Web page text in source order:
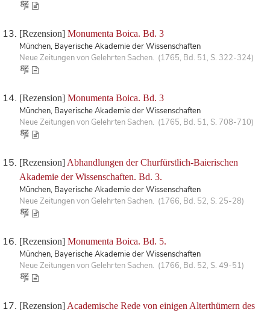
[Rezension] Monumenta Boica. Bd. 3
München, Bayerische Akademie der Wissenschaften
Neue Zeitungen von Gelehrten Sachen. (1765, Bd. 51, S. 322-324)
[Rezension] Monumenta Boica. Bd. 3
München, Bayerische Akademie der Wissenschaften
Neue Zeitungen von Gelehrten Sachen. (1765, Bd. 51, S. 708-710)
[Rezension] Abhandlungen der Churfürstlich-Baierischen
Akademie der Wissenschaften. Bd. 3.
München, Bayerische Akademie der Wissenschaften
Neue Zeitungen von Gelehrten Sachen. (1766, Bd. 52, S. 25-28)
[Rezension] Monumenta Boica. Bd. 5.
München, Bayerische Akademie der Wissenschaften
Neue Zeitungen von Gelehrten Sachen. (1766, Bd. 52, S. 49-51)
[Rezension] Academische Rede von einigen Alterthümern des